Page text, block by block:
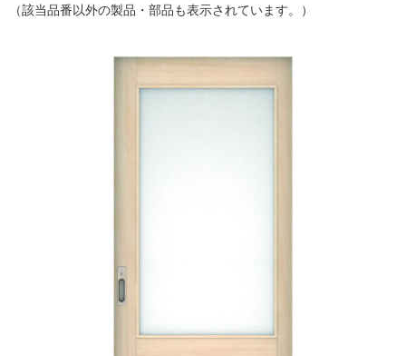
（該当品番以外の製品・部品も表示されています。）